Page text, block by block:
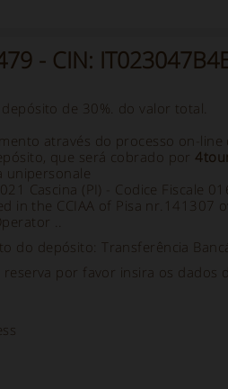
- CIN:
de 30%. do valor total.
através do processo on-
que será cobrado por
unipersonale
Cascina (PI) - Codice Fiscale
in the CCIAA of Pisa nr.141307
..
do depósito: Transferência
reserva por favor insira os dados